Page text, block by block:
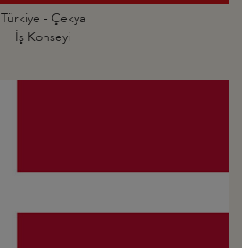
Türkiye - Çekya
İş Konseyi